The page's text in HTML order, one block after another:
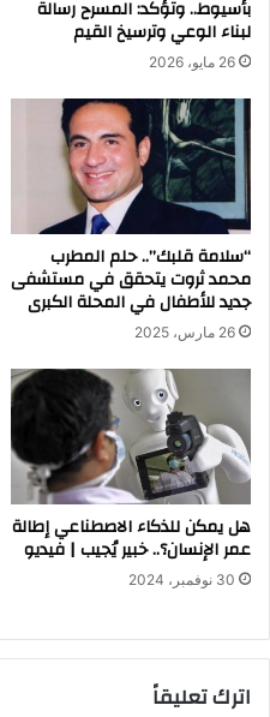
بأسيوط.. وتؤكد: المسرح رسالة
لبناء الوعي وترسيخ القيم
26 مايو، 2026
“سلامة قلبك”.. حلم المطرب
محمد ثروت يتحقق في مستشفى
جديد للأطفال في المحلة الكبرى
26 مارس، 2025
هل يمكن للذكاء الاصطناعي إطالة
عمر الإنسان؟.. خبير يُجيب | فيديو
30 نوفمبر، 2024
اترك تعليقاً